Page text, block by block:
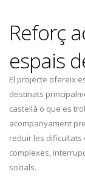
Reforç
espais
El projecte ofereix
destinats
castellà o que es
acompanyament
reduir les
complexes,
socials.